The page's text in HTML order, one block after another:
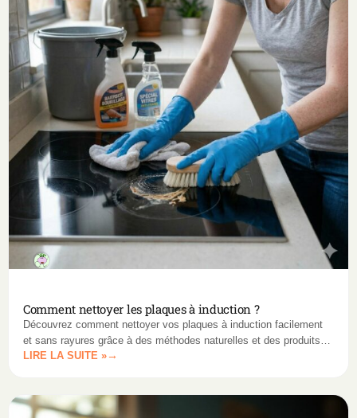
Comment nettoyer les plaques à induction ?
Découvrez comment nettoyer vos plaques à induction facilement
et sans rayures grâce à des méthodes naturelles et des produits
adaptés pour un résultat impeccable.
LIRE LA SUITE »